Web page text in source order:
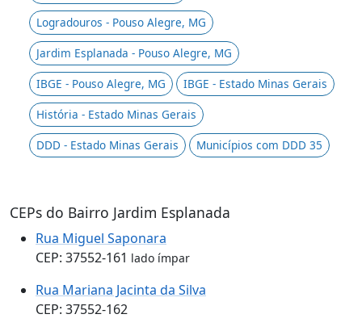
Logradouros - Pouso Alegre, MG
Jardim Esplanada - Pouso Alegre, MG
IBGE - Pouso Alegre, MG
IBGE - Estado Minas Gerais
História - Estado Minas Gerais
DDD - Estado Minas Gerais
Municípios com DDD 35
CEPs do Bairro Jardim Esplanada
Rua Miguel Saponara
CEP: 37552-161 lado ímpar
Rua Mariana Jacinta da Silva
CEP: 37552-162